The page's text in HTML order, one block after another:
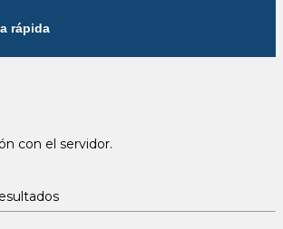
rápida
con el servidor.